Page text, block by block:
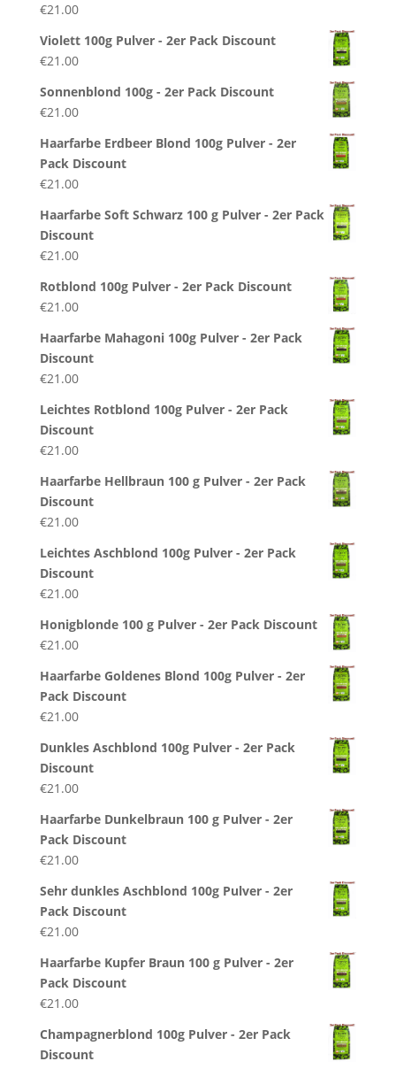
€21.00
Violett 100g Pulver - 2er Pack Discount
€21.00
Sonnenblond 100g - 2er Pack Discount
€21.00
Haarfarbe Erdbeer Blond 100g Pulver - 2er
Pack Discount
€21.00
Haarfarbe Soft Schwarz 100 g Pulver - 2er Pack
Discount
€21.00
Rotblond 100g Pulver - 2er Pack Discount
€21.00
Haarfarbe Mahagoni 100g Pulver - 2er Pack
Discount
€21.00
Leichtes Rotblond 100g Pulver - 2er Pack
Discount
€21.00
Haarfarbe Hellbraun 100 g Pulver - 2er Pack
Discount
€21.00
Leichtes Aschblond 100g Pulver - 2er Pack
Discount
€21.00
Honigblonde 100 g Pulver - 2er Pack Discount
€21.00
Haarfarbe Goldenes Blond 100g Pulver - 2er
Pack Discount
€21.00
Dunkles Aschblond 100g Pulver - 2er Pack
Discount
€21.00
Haarfarbe Dunkelbraun 100 g Pulver - 2er
Pack Discount
€21.00
Sehr dunkles Aschblond 100g Pulver - 2er
Pack Discount
€21.00
Haarfarbe Kupfer Braun 100 g Pulver - 2er
Pack Discount
€21.00
Champagnerblond 100g Pulver - 2er Pack
Discount